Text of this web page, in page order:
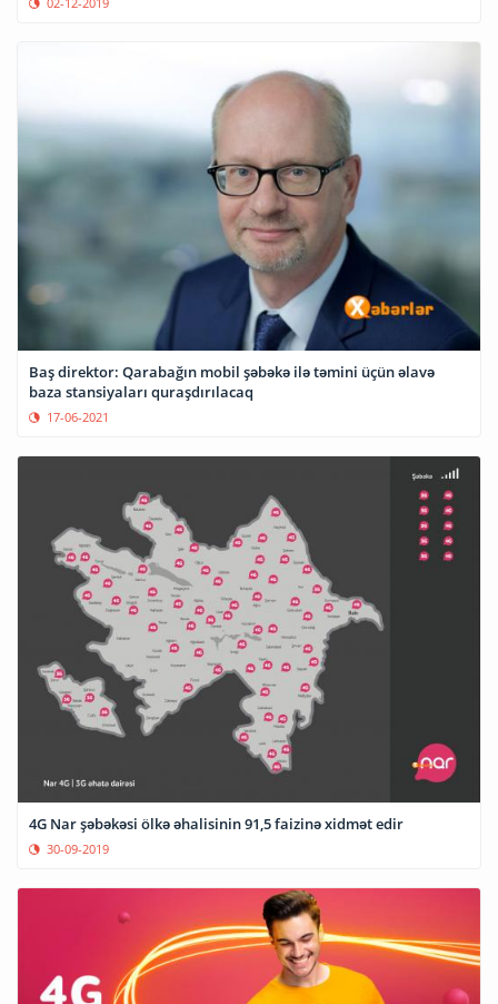
Baş direktor: Qarabağın mobil şəbəkə ilə təmini üçün əlavə
baza stansiyaları quraşdırılacaq
17-06-2021
4G Nar şəbəkəsi ölkə əhalisinin 91,5 faizinə xidmət edir
30-09-2019